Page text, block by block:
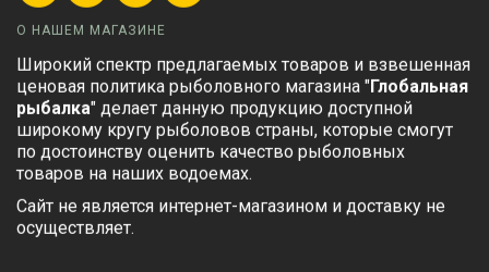
О НАШЕМ МАГАЗИНЕ
Широкий спектр предлагаемых товаров и взвешенная
ценовая политика рыболовного магазина "Глобальная
рыбалка" делает данную продукцию доступной
широкому кругу рыболовов страны, которые смогут
по достоинству оценить качество рыболовных
товаров на наших водоемах.
Сайт не является интернет-магазином и доставку не
осуществляет.